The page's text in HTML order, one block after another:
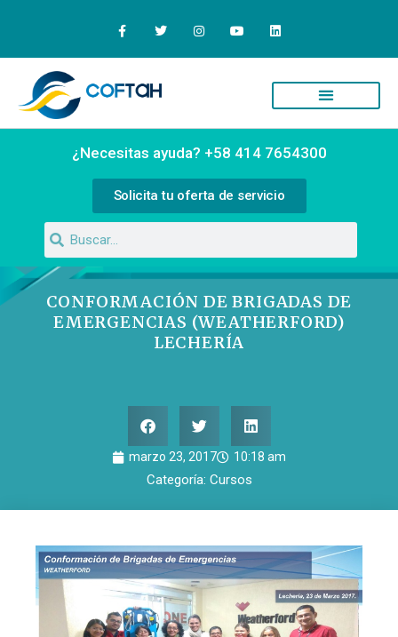
¿Necesitas ayuda? +58 414 7654300
Solicita tu oferta de servicio
CONFORMACIÓN DE BRIGADAS DE
EMERGENCIAS (WEATHERFORD)
LECHERÍA
marzo 23, 2017 10:18 am
Categoría: Cursos